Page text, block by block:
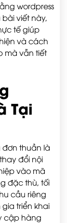
wordpress
viết này,
tế giúp
và cách
mà vẫn tiết
Tại
đơn thuần là
đổi nội
vào mã
đặc thù, tối
cầu riêng
triển khai
cập hàng